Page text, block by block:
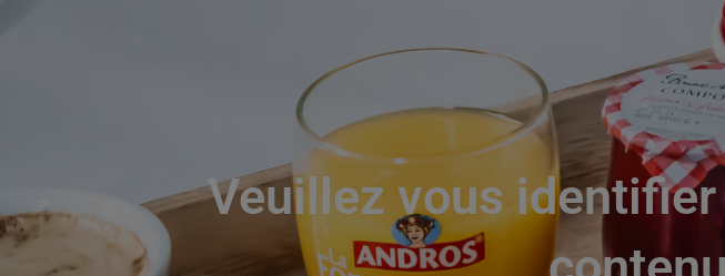
Veuillez vous